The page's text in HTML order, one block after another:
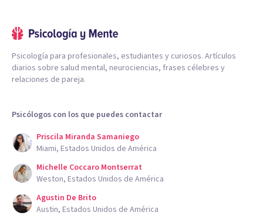
Psicología para profesionales, estudiantes y curiosos. Artículos
diarios sobre salud mental, neurociencias, frases célebres y
relaciones de pareja.
Psicólogos con los que puedes contactar
Priscila Miranda Samaniego
Miami, Estados Unidos de América
Michelle Coccaro Montserrat
Weston, Estados Unidos de América
Agustin De Brito
Austin, Estados Unidos de América